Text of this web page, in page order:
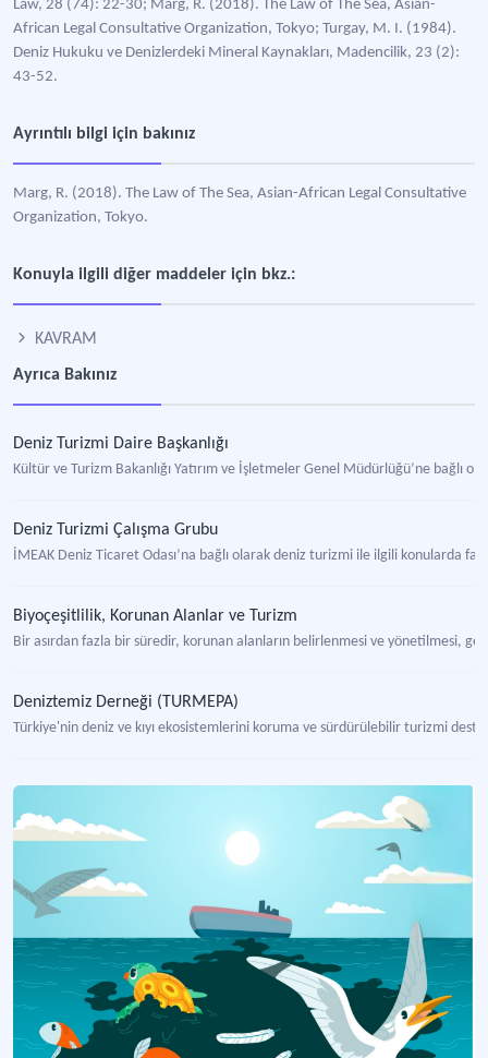
Law, 28 (74): 22-30; Marg, R. (2018). The Law of The Sea, Asian-
African Legal Consultative Organization, Tokyo; Turgay, M. I. (1984).
Deniz Hukuku ve Denizlerdeki Mineral Kaynakları, Madencilik, 23 (2):
43-52.
Ayrıntılı bilgi için bakınız
Marg, R. (2018). The Law of The Sea, Asian-African Legal Consultative
Organization, Tokyo.
Konuyla ilgili diğer maddeler için bkz.:
KAVRAM
Ayrıca Bakınız
Deniz Turizmi Daire Başkanlığı
Kültür ve Turizm Bakanlığı Yatırım ve İşletmeler Genel Müdürlüğü’ne
Deniz Turizmi Çalışma Grubu
İMEAK Deniz Ticaret Odası’na bağlı olarak deniz turizmi ile ilgili konularda
Biyoçeşitlilik, Korunan Alanlar ve Turizm
Bir asırdan fazla bir süredir, korunan alanların belirlenmesi ve yönetilmesi,
Deniztemiz Derneği (TURMEPA)
Türkiye'nin deniz ve kıyı ekosistemlerini koruma ve sürdürülebilir turizmi
Olağanüstü Hallerde Akdeniz’in Petrol ve Diğer Zararlı Maddelerle Kirlenmesinde Yapılacak Mücadele ve İşbirliğine Ait Protokol
Akdeniz'de petrol ve zararlı maddelerle kirlenmeye karşı işbirliğini
Deniz Turizmi Yönetmeliği
Deniz turizmi faaliyetlerinin düzenlenmesi ve teşvik edilmesi amacıyla